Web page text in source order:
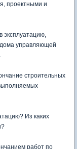
проектными и
эксплуатацию,
управляющей
строительных
Из каких
работ по